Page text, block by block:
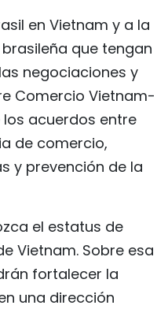
en Vietnam y a la
que tengan
negociaciones y
Comercio Vietnam-
los acuerdos entre
de comercio,
y prevención de la
el estatus de
Vietnam. Sobre esa
fortalecer la
una dirección